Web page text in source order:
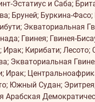
Эстатиус и Саба;
Бруней; Буркина-
Экваториальная
Гвинея; Гвинея-
Кирибати; Лесото;
Экваториальная
Ирак;
Южный Судан;
Арабская